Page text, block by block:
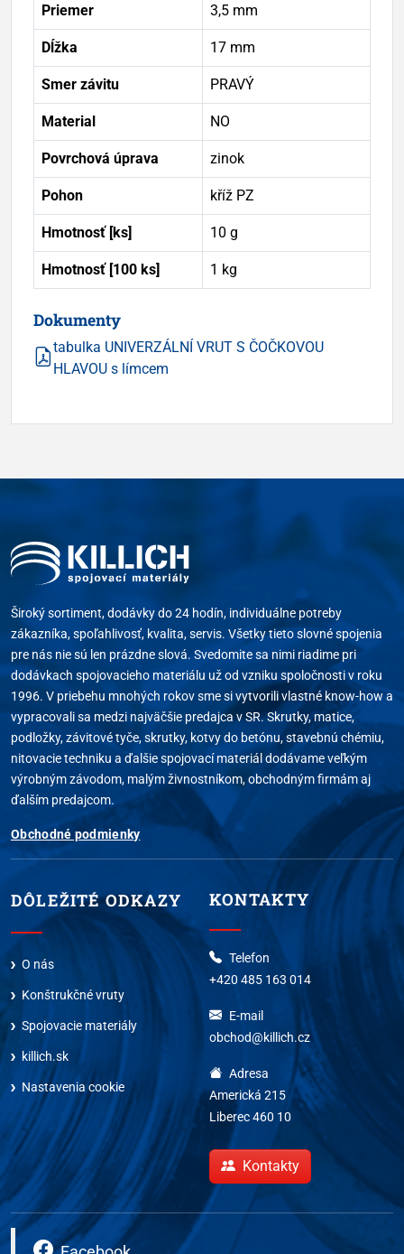
Priemer 3,5 mm
Dĺžka 17 mm
Smer závitu PRAVÝ
Material NO
Povrchová úprava zinok
Pohon kříž PZ
Hmotnosť [ks] 10 g
Hmotnosť [100 ks] 1 kg
Dokumenty
tabulka UNIVERZÁLNÍ VRUT S ČOČKOVOU
HLAVOU s límcem
Široký sortiment, dodávky do 24 hodín, individuálne potreby
zákazníka, spoľahlivosť, kvalita, servis. Všetky tieto slovné spojenia
pre nás nie sú len prázdne slová. Svedomite sa nimi riadime pri
dodávkach spojovacieho materiálu už od vzniku spoločnosti v roku
1996. V priebehu mnohých rokov sme si vytvorili vlastné know-how a
vypracovali sa medzi najväčšie predajca v SR. Skrutky, matice,
podložky, závitové tyče, skrutky, kotvy do betónu, stavebnú chémiu,
nitovacie techniku a ďalšie spojovací materiál dodávame veľkým
výrobným závodom, malým živnostníkom, obchodným firmám aj
ďalším predajcom.
Obchodné podmienky
DÔLEŽITÉ ODKAZY
O nás
Konštrukčné vruty
Spojovacie materiály
killich.sk
Nastavenia cookie
KONTAKTY
Telefon
+420 485 163 014
E-mail
obchod@killich.cz
Adresa
Americká 215
Liberec 460 10
Kontakty